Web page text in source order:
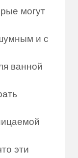
могут
и с
ванной
эти